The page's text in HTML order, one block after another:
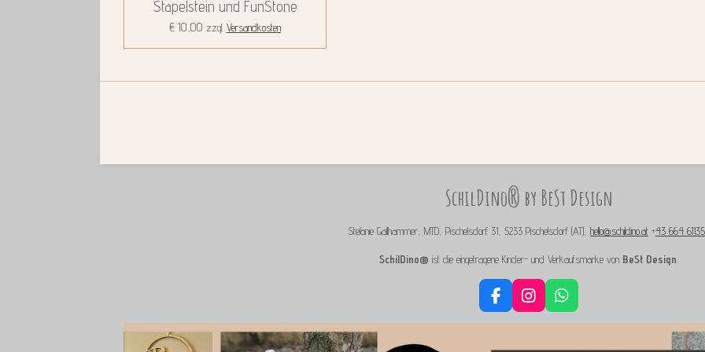
Stapelstein und FunStone
€ 10,00 zzgl. Versandkosten
SchilDino® by BeSt Design
Stefanie Gallhammer, MTD, Pischelsdorf 31, 5233 Pischelsdorf (AT), hello@schildino.at +43 664
SchilDino® ist die eingetragene Kinder- und Verkaufsmarke von BeSt Design
F
a
e
I
n
t
W
h
t